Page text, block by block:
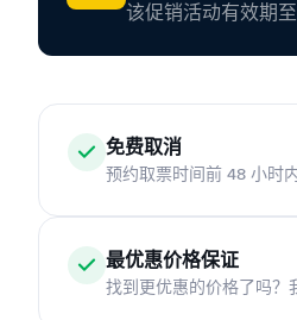
该促销活动有效期
免费取消
预约取票时间前 48 小时
最优惠价格保证
找到更优惠的价格了吗？